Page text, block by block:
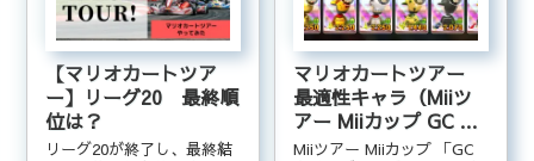
【マリオカートツア
ー】リーグ20 最終順
位は？
リーグ20が終了し、最終結
マリオカートツアー
最適性キャラ（Miiツ
アー Miiカップ GC キ
ノコブリッジ R）
Miiツアー Miiカップ 「GC